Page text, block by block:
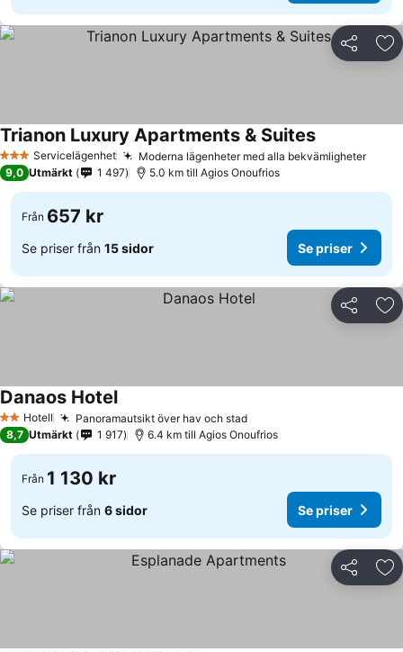
Dela
3 StjärnorServicelägenhet Moderna lägenheter med alla bekvämligheter
Trianon Luxury Apartments & Suites
9,0 Utmärkt 1 497 5.0 km till Agios Onoufrios
Från 657 kr
Se priser från 15 sidor Se priser
Dela
2 Stjärnor
Hotell Panoramautsikt över hav och stad
Danaos Hotel
8,7 Utmärkt 1 917 6.4 km till Agios Onoufrios
Från 1 130 kr
Se priser från 6 sidor Se priser
Dela